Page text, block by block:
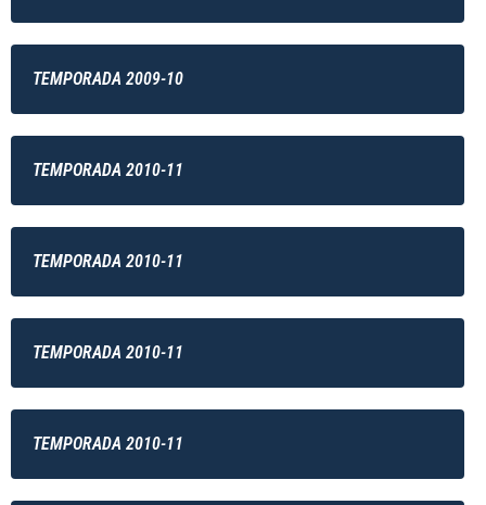
TEMPORADA 2009-10
TEMPORADA 2010-11
TEMPORADA 2010-11
TEMPORADA 2010-11
TEMPORADA 2010-11